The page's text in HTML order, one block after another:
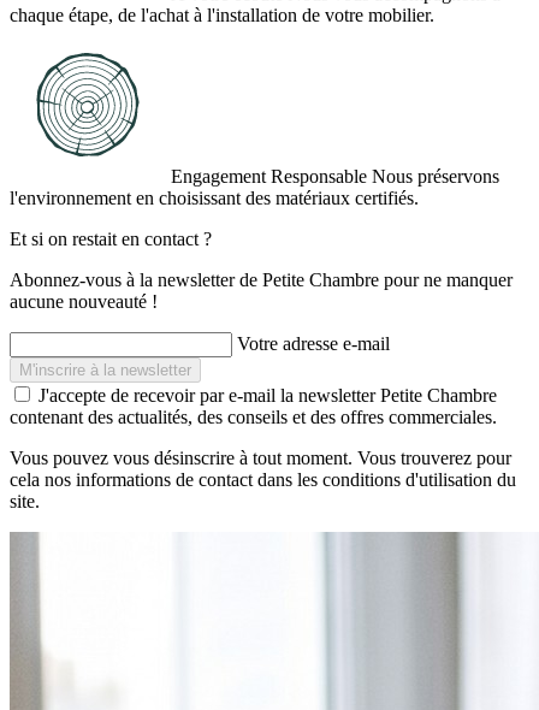
chaque étape, de l'achat à l'installation de votre mobilier.
Engagement Responsable Nous préservons
l'environnement en choisissant des matériaux certifiés.
Et si on restait en contact ?
Abonnez-vous à la newsletter de Petite Chambre pour ne manquer
aucune nouveauté !
Votre adresse e-mail
J'accepte de recevoir par e-mail la newsletter Petite Chambre
contenant des actualités, des conseils et des offres commerciales.
Vous pouvez vous désinscrire à tout moment. Vous trouverez pour
cela nos informations de contact dans les conditions d'utilisation du
site.